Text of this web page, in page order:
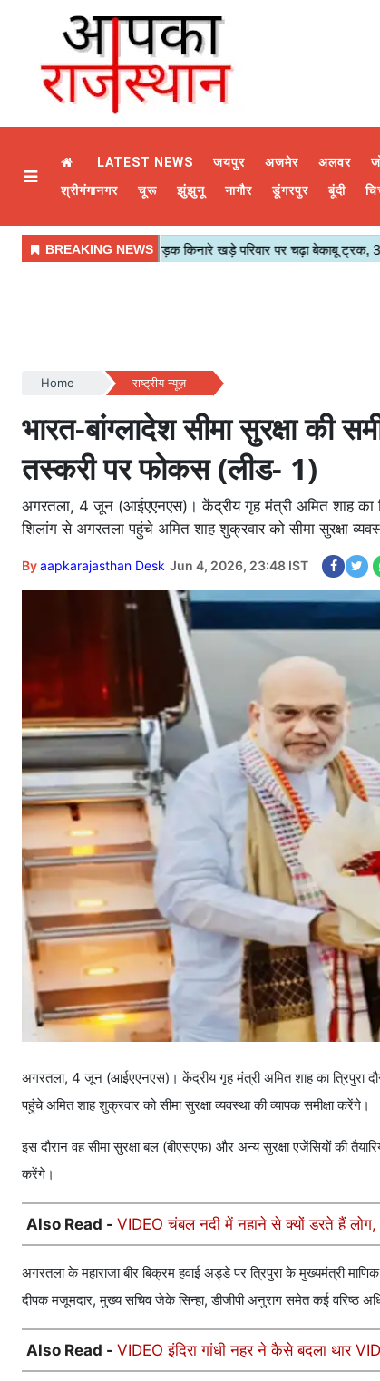
LATEST NEWS जयपुर अजमेर अलवर
श्रीगंगानगर
चूरू झुंझुनू नागौर डूंगरपुर बूंदी
Home राष्ट्रीय न्यूज़
भारत-बांग्लादेश सीमा सुरक्षा की
तस्करी पर फोकस (लीड- 1)
अगरतला, 4 जून (आईएएनएस)। केंद्रीय गृह मंत्री अमित शाह का
शिलांग से अगरतला पहुंचे अमित शाह शुक्रवार को सीमा सुरक्षा
Byaapkarajasthan Desk Jun 4, 2026, 23:48 IST
अगरतला, 4 जून (आईएएनएस)। केंद्रीय गृह मंत्री अमित शाह का त्रिपुरा
पहुंचे अमित शाह शुक्रवार को सीमा सुरक्षा व्यवस्था की व्यापक समीक्षा करेंगे।
इस दौरान वह सीमा सुरक्षा बल (बीएसएफ) और अन्य सुरक्षा एजेंसियों की
करेंगे।
Also Read - VIDEO चंबल नदी में नहाने से क्यों डरते हैं
अगरतला के महाराजा बीर बिक्रम हवाई अड्डे पर त्रिपुरा के मुख्यमंत्री
दीपक मजूमदार, मुख्य सचिव जेके सिन्हा, डीजीपी अनुराग समेत कई वरिष्ठ
Also Read - VIDEO इंदिरा गांधी नहर ने कैसे बदला थार